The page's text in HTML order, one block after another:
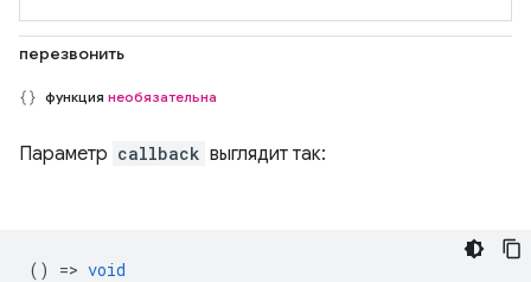
перезвонить
функция необязательна
Параметр callback выглядит так:
() => void